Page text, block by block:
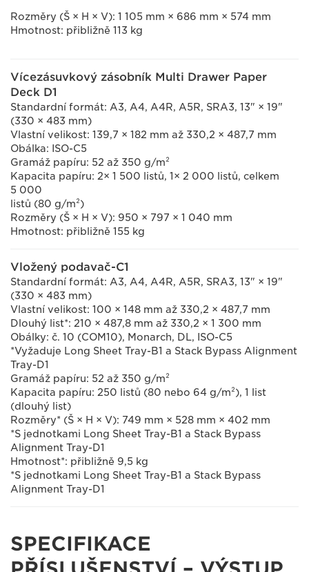
Rozměry (Š × H × V): 1 105 mm × 686 mm × 574 mm
Hmotnost: přibližně 113 kg
Vícezásuvkový zásobník Multi Drawer Paper
Deck D1
Standardní formát: A3, A4, A4R, A5R, SRA3, 13" × 19"
(330 × 483 mm)
Vlastní velikost: 139,7 × 182 mm až 330,2 × 487,7 mm
Obálka: ISO-C5
Gramáž papíru: 52 až 350 g/m²
Kapacita papíru: 2× 1 500 listů, 1× 2 000 listů, celkem
5 000
listů (80 g/m²)
Rozměry (Š × H × V): 950 × 797 × 1 040 mm
Hmotnost: přibližně 155 kg
Vložený podavač-C1
Standardní formát: A3, A4, A4R, A5R, SRA3, 13" × 19"
(330 × 483 mm)
Vlastní velikost: 100 × 148 mm až 330,2 × 487,7 mm
Dlouhý list*: 210 × 487,8 mm až 330,2 × 1 300 mm
Obálky: č. 10 (COM10), Monarch, DL, ISO-C5
*Vyžaduje Long Sheet Tray-B1 a Stack Bypass Alignment
Tray-D1
Gramáž papíru: 52 až 350 g/m²
Kapacita papíru: 250 listů (80 nebo 64 g/m²), 1 list
(dlouhý list)
Rozměry* (Š × H × V): 749 mm × 528 mm × 402 mm
*S jednotkami Long Sheet Tray-B1 a Stack Bypass
Alignment Tray-D1
Hmotnost*: přibližně 9,5 kg
*S jednotkami Long Sheet Tray-B1 a Stack Bypass
Alignment Tray-D1
SPECIFIKACE